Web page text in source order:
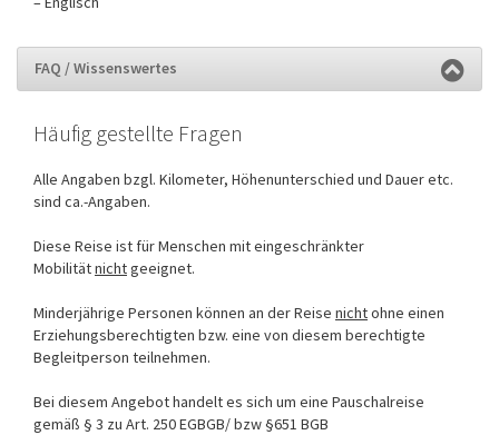
FAQ / Wissenswertes
Häufig gestellte Fragen
Alle Angaben bzgl. Kilometer, Höhenunterschied und Dauer etc.
sind ca.-Angaben.
Diese Reise ist für Menschen mit eingeschränkter
Mobilitätnichtgeeignet.
Minderjährige Personen können an der Reise nichtohne einen
Erziehungsberechtigten bzw. eine von diesem berechtigte
Begleitperson teilnehmen.
Bei diesem Angebot handelt es sich um eine Pauschalreise
gemäß § 3 zu Art. 250 EGBGB/ bzw §651 BGB